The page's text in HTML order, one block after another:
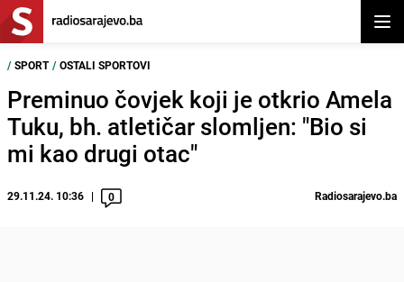
/ SPORT / OSTALI SPORTOVI
Preminuo čovjek koji je otkrio Amela
Tuku, bh. atletičar slomljen: "Bio si
mi kao drugi otac"
29.11.24. 10:36 0 Radiosarajevo.ba